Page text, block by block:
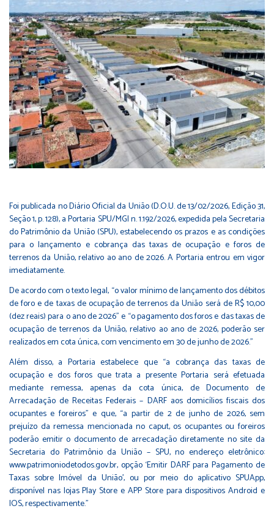
Foi publicada no Diário Oficial da União (D.O.U. de 13/02/2026, Edição 31,
Seção 1, p. 128), a Portaria SPU/MGI n. 1.192/2026, expedida pela Secretaria
do Patrimônio da União (SPU), estabelecendo os prazos e as condições
para o lançamento e cobrança das taxas de ocupação e foros de
terrenos da União, relativo ao ano de 2026. A Portaria entrou em vigor
imediatamente.
De acordo com o texto legal, “o valor mínimo de lançamento dos débitos
de foro e de taxas de ocupação de terrenos da União será de R$ 10,00
(dez reais) para o ano de 2026” e “o pagamento dos foros e das taxas de
ocupação de terrenos da União, relativo ao ano de 2026, poderão ser
realizados em cota única, com vencimento em 30 de junho de 2026.”
Além disso, a Portaria estabelece que “a cobrança das taxas de
ocupação e dos foros que trata a presente Portaria será efetuada
mediante remessa, apenas da cota única, de Documento de
Arrecadação de Receitas Federais – DARF aos domicílios fiscais dos
ocupantes e foreiros” e que, “a partir de 2 de junho de 2026, sem
prejuízo da remessa mencionada no caput, os ocupantes ou foreiros
poderão emitir o documento de arrecadação diretamente no site da
Secretaria do Patrimônio da União – SPU, no endereço eletrônico:
www.patrimoniodetodos.gov.br, opção ‘Emitir DARF para Pagamento de
Taxas sobre Imóvel da União’, ou por meio do aplicativo SPUApp,
disponível nas lojas Play Store e APP Store para dispositivos Android e
IOS, respectivamente.”